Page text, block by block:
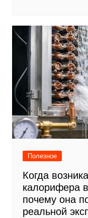
Полезное
Когда
калорифера
почему она
реальной